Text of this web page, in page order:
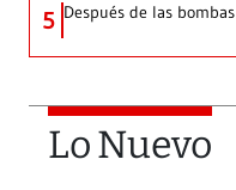
5 Después de las bombas
Lo Nuevo